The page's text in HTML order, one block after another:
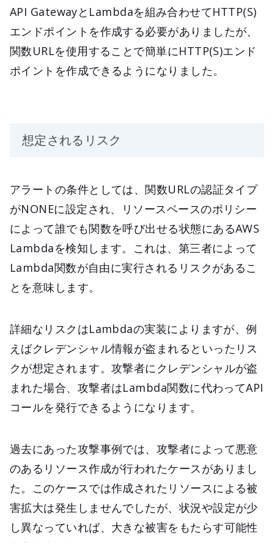
API GatewayとLambdaを組み合わせてHTTP(S)
エンドポイントを作成する必要がありましたが、
関数URLを使用することで簡単にHTTP(S)エンド
ポイントを作成できるようになりました。
想定されるリスク
アラートの条件としては、関数URLの認証タイプ
がNONEに設定され、リソースベースのポリシー
によって誰でも関数を呼び出せる状態にあるAWS
Lambdaを検知します。これは、第三者によって
Lambda関数が自由に実行されるリスクがあるこ
とを意味します。
詳細なリスクはLambdaの実装によりますが、例
えばクレデンシャル情報が盗まれるといったリス
クが想定されます。攻撃者にクレデンシャルが盗
まれた場合、攻撃者はLambda関数に代わってAPI
コールを発行できるようになります。
過去にあった攻撃事例では、攻撃者によって悪意
のあるリソース作成が行われたケースがありまし
た。このケースでは作成されたリソースによる被
害拡大は発生しませんでしたが、状況や設定が少
し異なっていれば、大きな被害をもたらす可能性